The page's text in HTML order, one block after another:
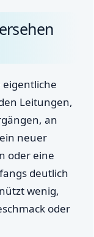
eigentliche
Leitungen,
an
neuer
oder eine
deutlich
wenig,
oder